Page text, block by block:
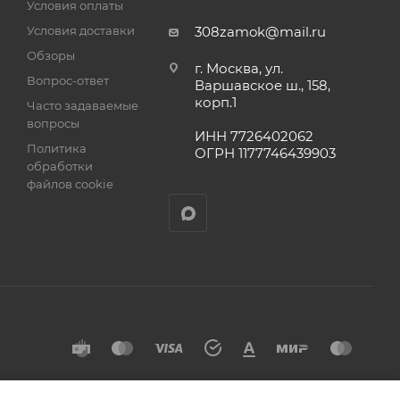
Условия оплаты
Условия доставки
Обзоры
Вопрос-ответ
Часто задаваемые
вопросы
Политика
обработки
файлов cookie
308zamok@mail.ru
г. Москва, ул.
Варшавское ш., 158,
корп.1
ИНН 7726402062
ОГРН 1177746439903